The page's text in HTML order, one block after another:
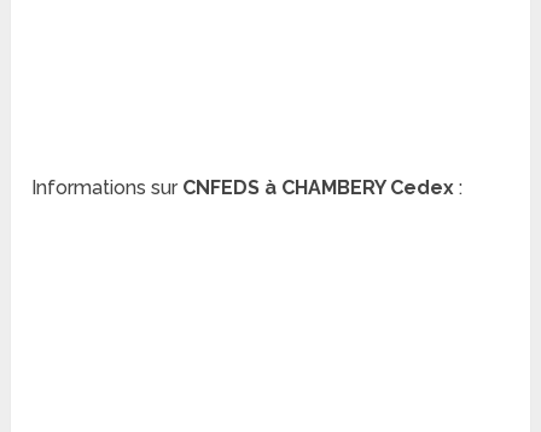
Informations sur CNFEDS à CHAMBERY Cedex :